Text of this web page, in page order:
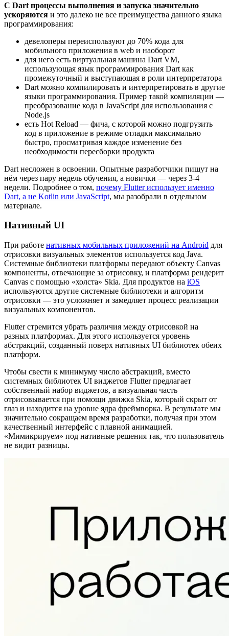
С Dart процессы выполнения и запуска значительно
ускоряются и это далеко не все преимущества данного языка
программирования:
девелоперы переиспользуют до 70% кода для
мобильного приложения в web и наоборот
для него есть виртуальная машина Dart VM,
использующая язык программирования Dart как
промежуточный и выступающая в роли интерпретатора
Dart можно компилировать и интерпретировать в другие
языки программирования. Пример такой компиляции —
преобразование кода в JavaScript для использования с
Node.js
есть Hot Reload — фича, с которой можно подгрузить
код в приложение в режиме отладки максимально
быстро, просматривая каждое изменение без
необходимости пересборки продукта
Dart несложен в освоении. Опытные разработчики пишут на
нём через пару недель обучения, а новички — через 3-4
недели. Подробнее о том, почему Flutter использует именно
Dart, а не Kotlin или JavaScript, мы разобрали в отдельном
материале.
Нативный UI
При работе нативных мобильных приложений на Android для
отрисовки визуальных элементов используется код Java.
Системные библиотеки платформы передают объекту Canvas
компоненты, отвечающие за отрисовку, и платформа рендерит
Canvas с помощью «холста» Skia. Для продуктов на iOS
используются другие системные библиотеки и алгоритм
отрисовки — это усложняет и замедляет процесс реализации
визуальных компонентов.
Flutter стремится убрать различия между отрисовкой на
разных платформах. Для этого используется уровень
абстракций, созданный поверх нативных UI библиотек обеих
платформ.
Чтобы свести к минимуму число абстракций, вместо
системных библиотек UI виджетов Flutter предлагает
собственный набор виджетов, а визуальная часть
отрисовывается при помощи движка Skia, который скрыт от
глаз и находится на уровне ядра фреймворка. В результате мы
значительно сокращаем время разработки, получая при этом
качественный интерфейс с плавной анимацией.
«Мимикрируем» под нативные решения так, что пользователь
не видит разницы.